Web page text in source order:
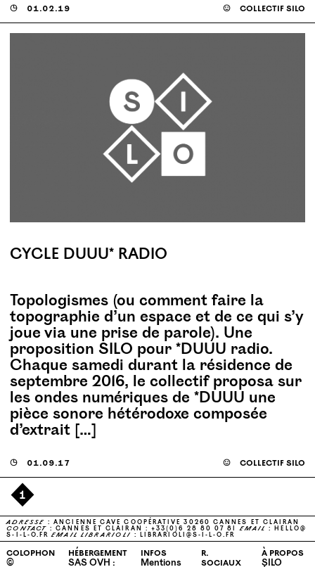
◶ 01.02.19 ☺ collectif silo
CYCLE DUUU* RADIO
Topologismes (ou comment faire la
topographie d’un espace et de ce qui s’y
joue via une prise de parole). Une
proposition SILO pour *DUUU radio.
Chaque samedi durant la résidence de
septembre 2016, le collectif proposa sur
les ondes numériques de *DUUU une
pièce sonore hétérodoxe composée
d’extrait […]
◶ 01.09.17 ☺ collectif silo
1
ADRESSE : ANCIENNE CAVE COOPÉRATIVE 30260 CANNES ET CLAIRAN
CONTACT : CANNES ET CLAIRAN : +33(0)6 28 80 07 81EMAIL :HELLO@​
S-​I-​L-​O.​FR EMAIL LIBRARIOLI : LIBRARIOLI@​S-​I-​L-​O.​FR
colophon
©
hébergement
SAS OVH :
infos
Mentions
r.
sociaux
à propos
SILO